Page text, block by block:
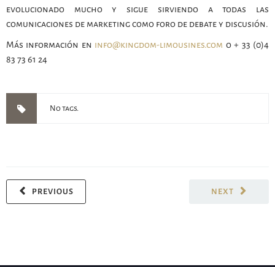
evolucionado mucho y sigue sirviendo a todas las
comunicaciones de marketing como foro de debate y discusión.
Más información en info@kingdom-limousines.com o + 33 (0)4
83 73 61 24
No tags.
NEXT
PREVIOUS